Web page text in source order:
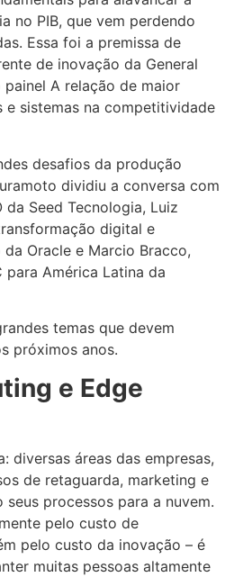
no PIB, que vem perdendo
Essa foi a premissa de
de inovação da General
A relação de maior
e sistemas na competitividade
desafios da produção
dividiu a conversa com
da Seed Tecnologia, Luiz
digital e
Oracle e Marcio Bracco,
para América Latina da
temas que devem
próximos anos.
e Edge
diversas áreas das empresas,
de retaguarda, marketing e
processos para a nuvem.
pelo custo de
pelo custo da inovação – é
muitas pessoas altamente